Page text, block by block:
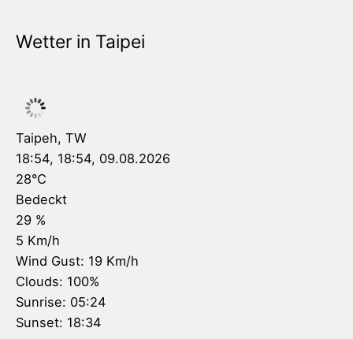
Wetter in Taipei
Taipeh, TW
18:54, 18:54, 09.08.2026
28°C
Bedeckt
29 %
5 Km/h
Wind Gust: 19 Km/h
Clouds: 100%
Sunrise: 05:24
Sunset: 18:34